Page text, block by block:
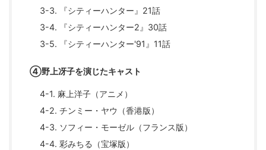
3-3. 『シティーハンター』21話
3-4. 『シティーハンター2』30話
3-5. 『シティーハンター'91』11話
④野上冴子を演じたキャスト
4-1. 麻上洋子（アニメ）
4-2. チンミー・ヤウ（香港版）
4-3. ソフィー・モーゼル（フランス版）
4-4. 彩みちる（宝塚版）